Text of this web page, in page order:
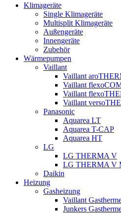
Klimageräte
Single Klimageräte
Multisplit Klimageräte
Außengeräte
Innengeräte
Zubehör
Wärmepumpen
Vaillant
Vaillant
Vaillant
Vaillant
Vaillant
Panasonic
Aquarea LT
Aquarea T-CAP
Aquarea HT
LG
LG THERMA V
LG THERMA V
Daikin
Heizung
Gasheizung
Vaillant
Junkers